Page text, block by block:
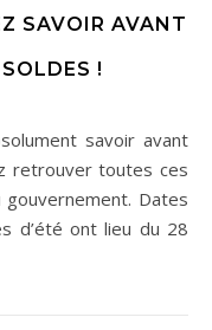
SAVOIR AVANT
!
retrouver toutes ces
Dates
d’été ont lieu du 28